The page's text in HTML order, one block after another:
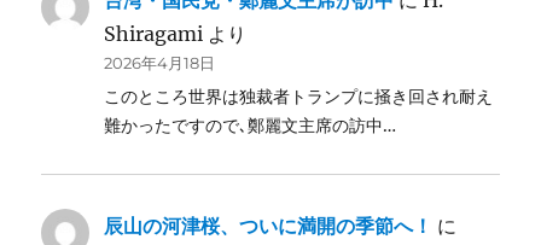
Shiragami より
2026年4月18日
このところ世界は独裁者トランプに掻き回され耐え
難かったですので､鄭麗文主席の訪中…
辰山の河津桜、ついに満開の季節へ！ に